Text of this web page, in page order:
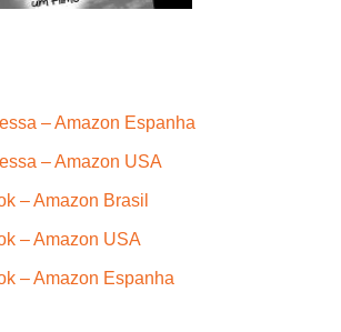
– Amazon Espanha
– Amazon USA
– Amazon Brasil
– Amazon USA
– Amazon Espanha